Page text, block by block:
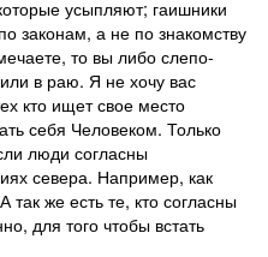
усыпляют; гаишники
законам, а не по знакомству
то вы либо слепо-
в раю. Я не хочу вас
кто ищет свое место
себя Человеком. Только
люди согласны
севера. Например, как
же есть те, кто согласны
для того чтобы встать